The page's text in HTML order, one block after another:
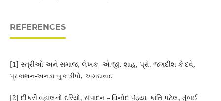
REFERENCES
[1] સ્ત્રીઓ અને સમાજ, લેખક- એ.જી. શાહ, પ્રો. જગદીશ કે દવે,
પ્રકાશન-અનડા બુક ડીપો, અમદાવાદ
[2] દીકરી વહાલનો દરિયો, સંપાદન – વિનોદ પંડ્યા, કાંતિ પટેલ, મુંબઈ